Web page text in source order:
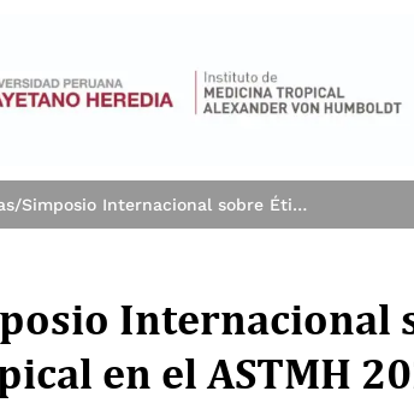
/ Simposio Internacional sobre Ética en Medicina Tropical en el ASTMH 2024
Internacional
en el ASTMH